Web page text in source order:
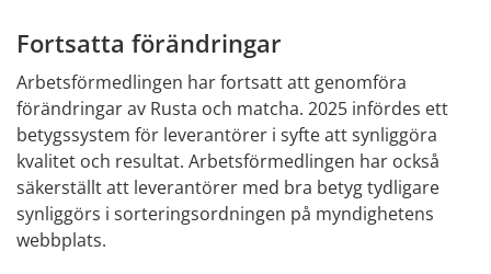
Fortsatta förändringar
Arbetsförmedlingen har fortsatt att genomföra
förändringar av Rusta och matcha. 2025 infördes ett
betygssystem för leverantörer i syfte att synliggöra
kvalitet och resultat. Arbetsförmedlingen har också
säkerställt att leverantörer med bra betyg tydligare
synliggörs i sorteringsordningen på myndighetens
webbplats.